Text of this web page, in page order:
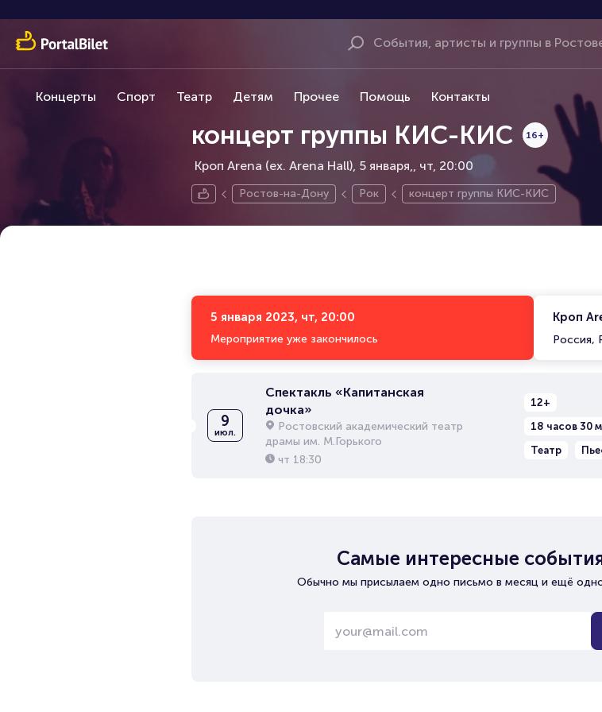
Концерты Спорт Театр Детям Прочее Помощь Контакты
концерт группы КИС-КИС
Кроп Arena (ex. Arena Hall), 5 января,
16+
чт, 20:00
Ростов-на-Дону Рок концерт группы КИС-КИС
5 января 2023, чт, 20:00
Мероприятие уже закончилось
Кроп
Россия,
9
июл.
Спектакль «Капитанская
дочка»
Ростовский академический театр
драмы им. М.Горького
чт 18:30
12+
18 часов 30
Театр
Самые интересные
Обычно мы присылаем одно письмо в месяц и ещё